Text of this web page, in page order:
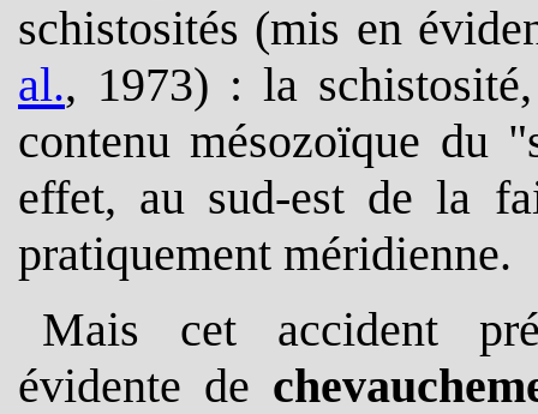
schistosités (mis en
al., 1973) : la
contenu mésozoïque du
effet, au sud-est de la
pratiquement méridienne.
Mais cet accident
évidente de